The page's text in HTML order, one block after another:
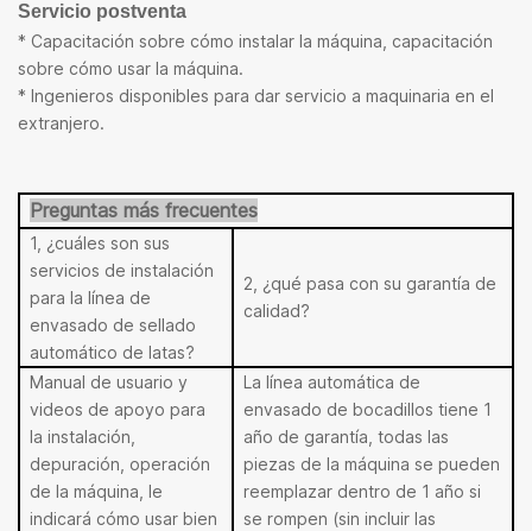
Servicio postventa
* Capacitación sobre cómo instalar la máquina, capacitación
sobre cómo usar la máquina.
* Ingenieros disponibles para dar servicio a maquinaria en el
extranjero.
Preguntas más frecuentes
1, ¿cuáles son sus
servicios de instalación
para la línea de
envasado de sellado
automático de latas?
2, ¿qué pasa con su garantía de
calidad?
Manual de usuario y
videos de apoyo para
la instalación,
depuración, operación
de la máquina, le
indicará cómo usar bien
La línea automática de
envasado de bocadillos tiene 1
año de garantía, todas las
piezas de la máquina se pueden
reemplazar dentro de 1 año si
se rompen (sin incluir las